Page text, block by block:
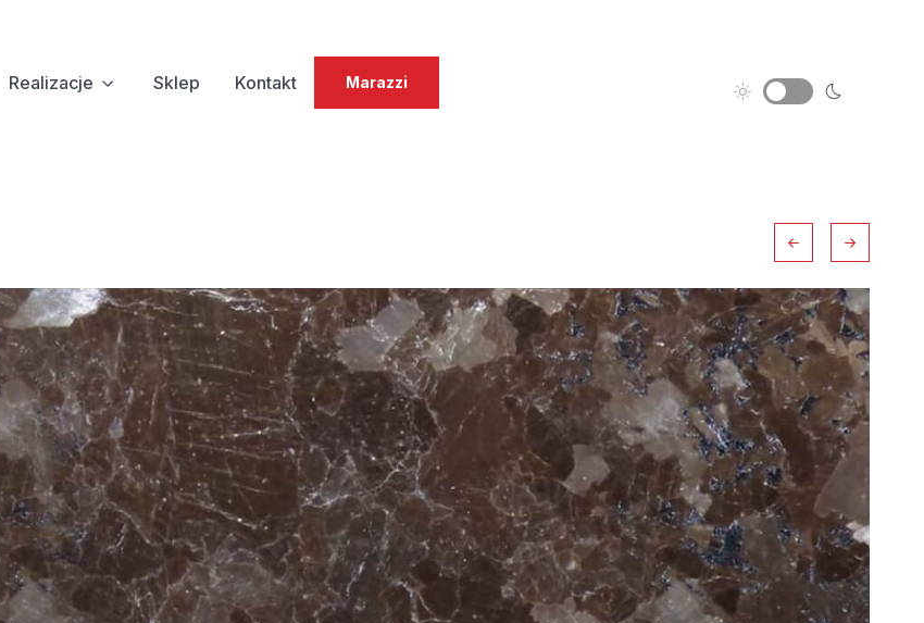
Realizacje Sklep Kontakt Marazzi